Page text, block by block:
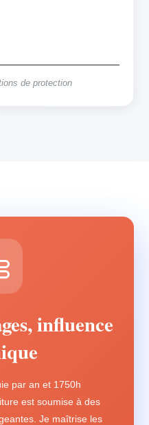
de protection
influence
par an et 1750h
est soumise à des
Je maîtrise les